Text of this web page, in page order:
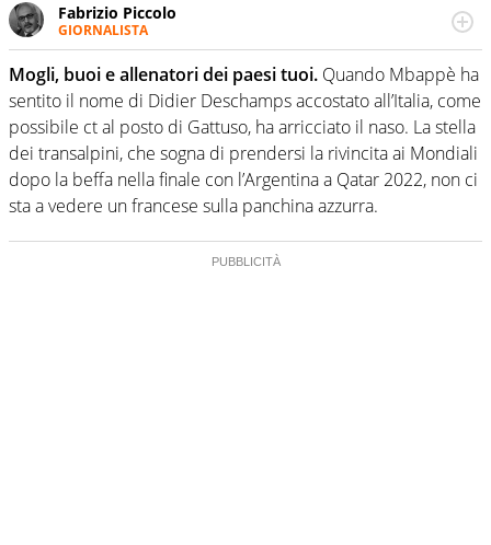
Fabrizio Piccolo
GIORNALISTA
Nella sua carriera ha seguito numerose manifestazioni
sportive e collaborato con agenzie e testate. Esperienza,
competenza, conoscenza e memoria storica. Si occupa
prevalentemente di calcio
Mogli, buoi e allenatori dei paesi tuoi. Quando Mbappè ha
sentito il nome di Didier Deschamps accostato all’Italia, come
possibile ct al posto di Gattuso, ha arricciato il naso. La stella
dei transalpini, che sogna di prendersi la rivincita ai Mondiali
dopo la beffa nella finale con l’Argentina a Qatar 2022, non ci
sta a vedere un francese sulla panchina azzurra.